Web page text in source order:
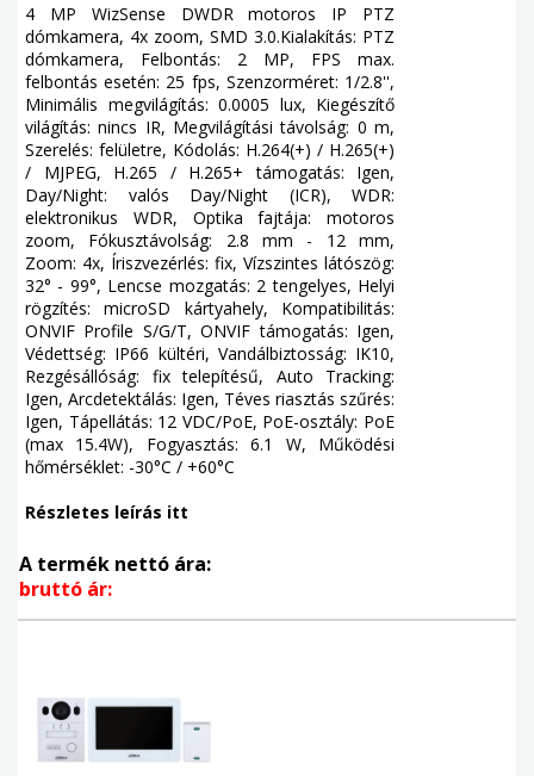
4 MP WizSense DWDR motoros IP PTZ
dómkamera, 4x zoom, SMD 3.0.Kialakítás: PTZ
dómkamera, Felbontás: 2 MP, FPS max.
felbontás esetén: 25 fps, Szenzorméret: 1/2.8'',
Minimális megvilágítás: 0.0005 lux, Kiegészítő
világítás: nincs IR, Megvilágítási távolság: 0 m,
Szerelés: felületre, Kódolás: H.264(+) / H.265(+)
/ MJPEG, H.265 / H.265+ támogatás: Igen,
Day/Night: valós Day/Night (ICR), WDR:
elektronikus WDR, Optika fajtája: motoros
zoom, Fókusztávolság: 2.8 mm - 12 mm,
Zoom: 4x, Íriszvezérlés: fix, Vízszintes látószög:
32° - 99°, Lencse mozgatás: 2 tengelyes, Helyi
rögzítés: microSD kártyahely, Kompatibilitás:
ONVIF Profile S/G/T, ONVIF támogatás: Igen,
Védettség: IP66 kültéri, Vandálbiztosság: IK10,
Rezgésállóság: fix telepítésű, Auto Tracking:
Igen, Arcdetektálás: Igen, Téves riasztás szűrés:
Igen, Tápellátás: 12 VDC/PoE, PoE-osztály: PoE
(max 15.4W), Fogyasztás: 6.1 W, Működési
hőmérséklet: -30°C / +60°C
Részletes leírás itt
A termék nettó ára:
bruttó ár: